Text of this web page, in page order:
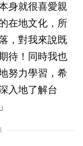
身就很喜愛親
在地文化，所
，對我來說既
待！同時我也
努力學習，希
入地了解台